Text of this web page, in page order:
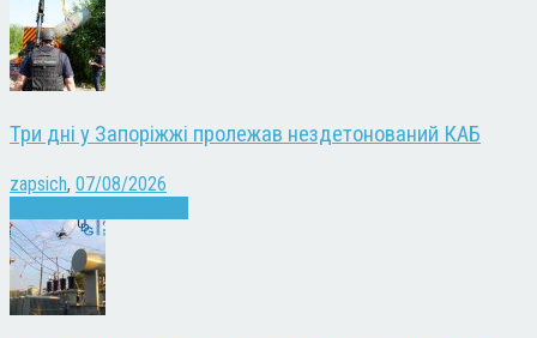
Три дні у Запоріжжі пролежав нездетонований КАБ
zapsich, 07/08/2026